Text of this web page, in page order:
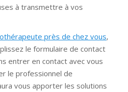
à transmettre à vos
près de chez vous,
le formulaire de contact
entrer en contact avec vous
le professionnel de
vous apporter les solutions